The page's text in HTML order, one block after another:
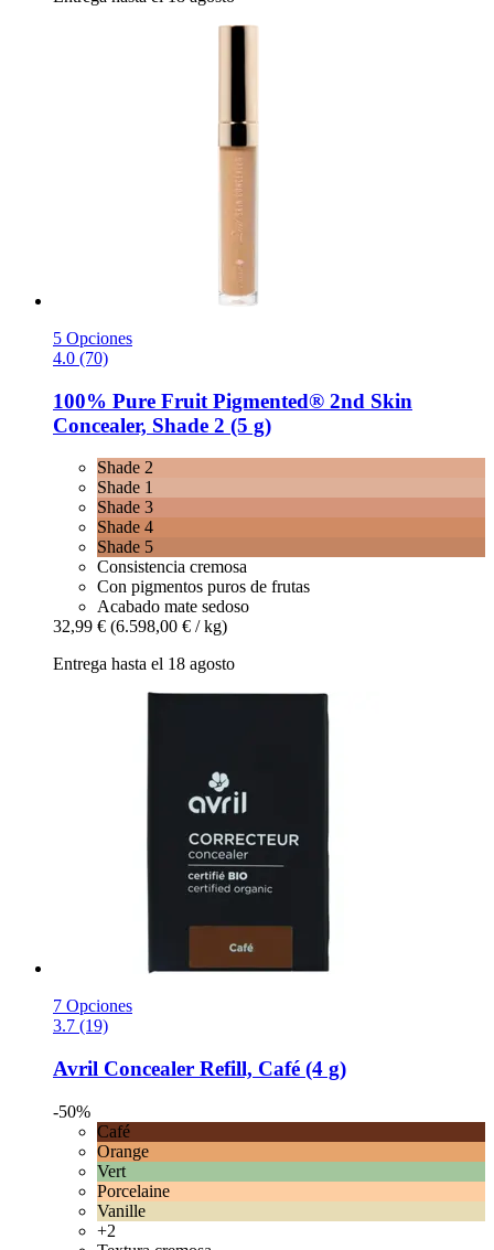
5 Opciones
4.0 (70)
100% Pure Fruit Pigmented® 2nd Skin
Concealer, Shade 2 (5 g)
Shade 2
Shade 1
Shade 3
Shade 4
Shade 5
Consistencia cremosa
Con pigmentos puros de frutas
Acabado mate sedoso
32,99 € (6.598,00 € / kg)
Entrega hasta el 18 agosto
7 Opciones
3.7 (19)
Avril Concealer Refill, Café (4 g)
-50%
Café
Orange
Vert
Porcelaine
Vanille
+2